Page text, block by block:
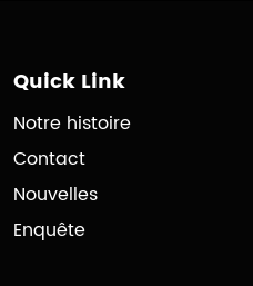
Quick Link
Notre histoire
Contact
Nouvelles
Enquête